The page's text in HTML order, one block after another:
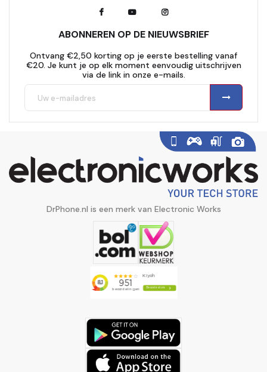
ABONNEREN OP DE NIEUWSBRIEF
Ontvang €2,50 korting op je eerste bestelling vanaf
€20. Je kunt je op elk moment eenvoudig uitschrijven
via de link in onze e-mails.
DrPhone.nl is een merk van Electronic Works